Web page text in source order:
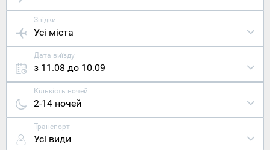
Звідки
Усі міста
Дата виїзду
з 11.08 до 10.09
Кількість ночей
2-14 ночей
Транспорт
Усі види